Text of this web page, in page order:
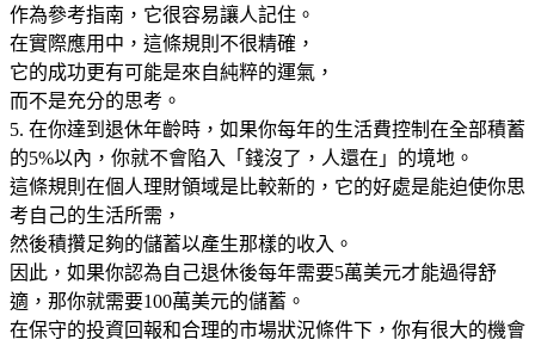
作為參考指南，它很容易讓人記住。
在實際應用中，這條規則不很精確，
它的成功更有可能是來自純粹的運氣，
而不是充分的思考。
5. 在你達到退休年齡時，如果你每年的生活費控制在全部積蓄
的5%以內，你就不會陷入「錢沒了，人還在」的境地。
這條規則在個人理財領域是比較新的，它的好處是能迫使你思
考自己的生活所需，
然後積攢足夠的儲蓄以產生那樣的收入。
因此，如果你認為自己退休後每年需要5萬美元才能過得舒
適，那你就需要100萬美元的儲蓄。
在保守的投資回報和合理的市場狀況條件下，你有很大的機會